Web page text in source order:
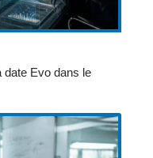
date Evo dans le